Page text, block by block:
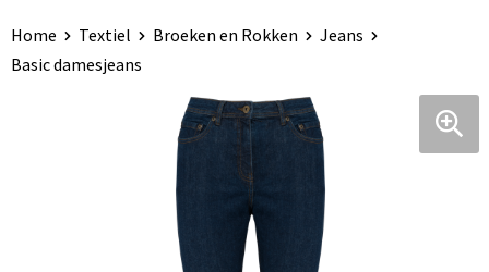
Home Textiel Broeken en Rokken
Jeans
Basic damesjeans